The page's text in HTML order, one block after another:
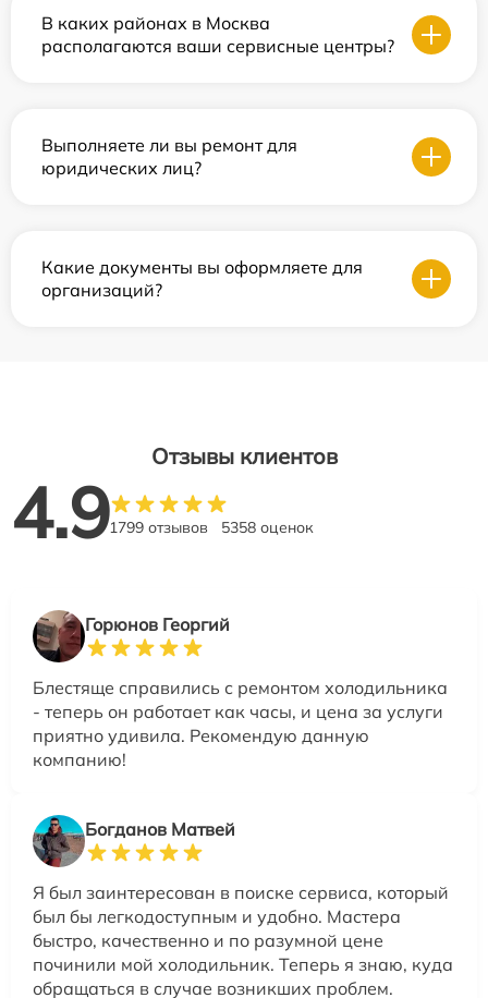
В каких районах в Москва
располагаются ваши сервисные центры?
Выполняете ли вы ремонт для
юридических лиц?
Какие документы вы оформляете для
организаций?
Отзывы клиентов
4.91799 отзывов 5358 оценок
Горюнов Георгий
Блестяще справились с ремонтом холодильника
- теперь он работает как часы, и цена за услуги
приятно удивила. Рекомендую данную
компанию!
Богданов Матвей
Я был заинтересован в поиске сервиса, который
был бы легкодоступным и удобно. Мастера
быстро, качественно и по разумной цене
починили мой холодильник. Теперь я знаю, куда
обращаться в случае возникших проблем.